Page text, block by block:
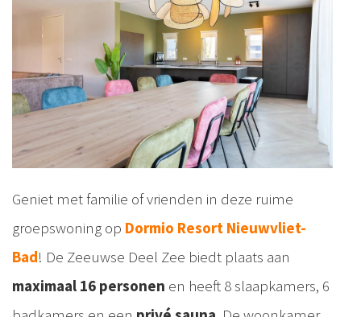
Geniet met familie of vrienden in deze ruime
groepswoning op Dormio Resort Nieuwvliet-
Bad! De Zeeuwse Deel Zee biedt plaats aan
maximaal 16 personen en heeft 8 slaapkamers, 6